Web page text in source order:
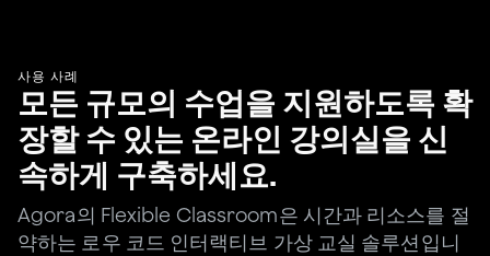
사용 사례
모든 규모의 수업을 지원하도록 확
장할 수 있는 온라인 강의실을 신
속하게 구축하세요.
Agora의 Flexible Classroom은 시간과 리소스를 절
약하는 로우 코드 인터랙티브 가상 교실 솔루션입니